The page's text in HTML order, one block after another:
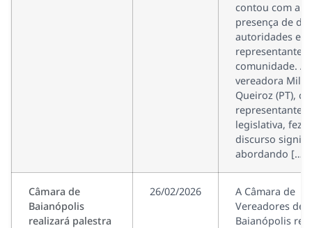
contou com a
presença de
autoridades e
representantes
comunidade. A
vereadora
Queiroz (PT),
representante
legislativa, fez
discurso
abordando […]
Câmara de
Baianópolis
realizará palestra
26/02/2026
A Câmara de
Vereadores de
Baianópolis